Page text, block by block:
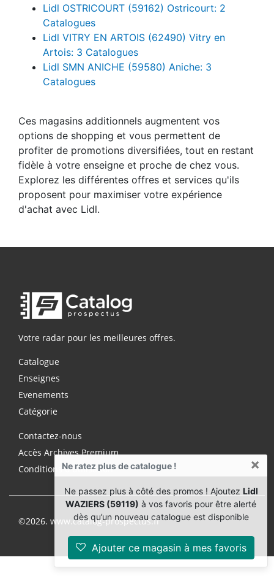
Ne ratez plus de catalogue ! ×
Ne passez plus à côté des promos ! Ajoutez Lidl
WAZIERS (59119) à vos favoris pour être alerté
dès qu’un nouveau catalogue est disponible
Ajouter ce magasin à mes favoris
Lidl OSTRICOURT (59162) Ostricourt: 2
Catalogues
Lidl VITRY EN ARTOIS (62490) Vitry en
Artois: 3 Catalogues
Lidl SMN ANICHE (59580) Aniche: 3
Catalogues
Ces magasins additionnels augmentent vos
options de shopping et vous permettent de
profiter de promotions diversifiées, tout en restant
fidèle à votre enseigne et proche de chez vous.
Explorez les différentes offres et services qu'ils
proposent pour maximiser votre expérience
d'achat avec Lidl.
Votre radar pour les meilleures offres.
Catalogue
Enseignes
Evenements
Catégorie
Contactez-nous
Accès Archives Premium
Conditions d'utilisation
©2026. www.catalog-prospectus.fr